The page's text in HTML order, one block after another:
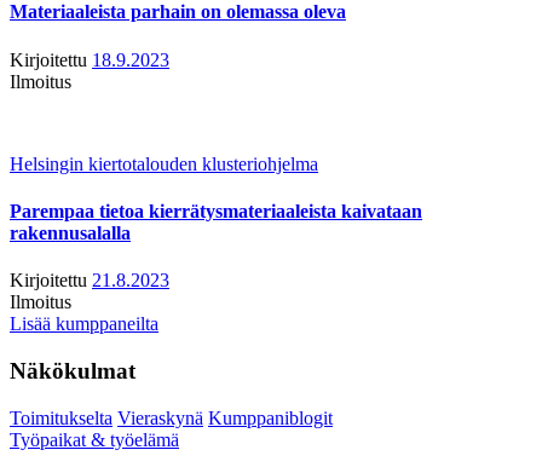
Materiaaleista parhain on olemassa oleva
Kirjoitettu 18.9.2023
Ilmoitus
Helsingin kiertotalouden klusteriohjelma
Parempaa tietoa kierrätysmateriaaleista kaivataan
rakennusalalla
Kirjoitettu 21.8.2023
Ilmoitus
Lisää kumppaneilta
Näkökulmat
Toimitukselta Vieraskynä Kumppaniblogit
Työpaikat & työelämä